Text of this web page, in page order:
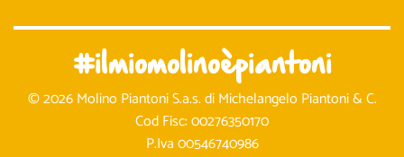
#ilmiomolinoèpiantoni
© 2026 Molino Piantoni S.a.s. di Michelangelo Piantoni & C.
Cod Fisc: 00276350170
P.Iva 00546740986